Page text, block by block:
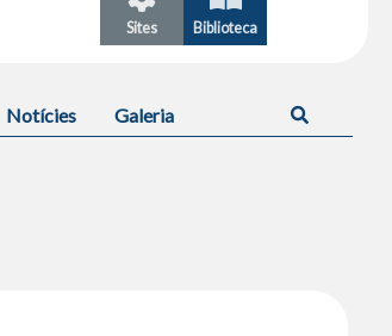
Sites Biblioteca
Notícies Galeria Cerca